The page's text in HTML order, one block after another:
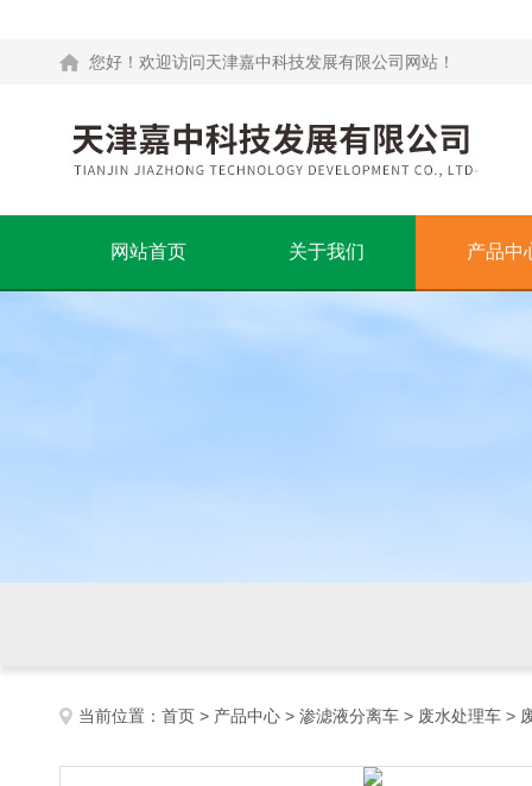
您好！欢迎访问天津嘉中科技发展有限公司网站！
网站首页 关于我们 产品中
当前位置： 首页 > 产品中心 > 渗滤液分离车 > 废水处理车 >